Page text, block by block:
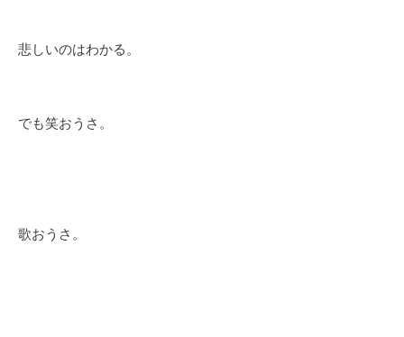
悲しいのはわかる。
でも笑おうさ。
歌おうさ。